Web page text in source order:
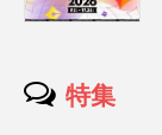
特集